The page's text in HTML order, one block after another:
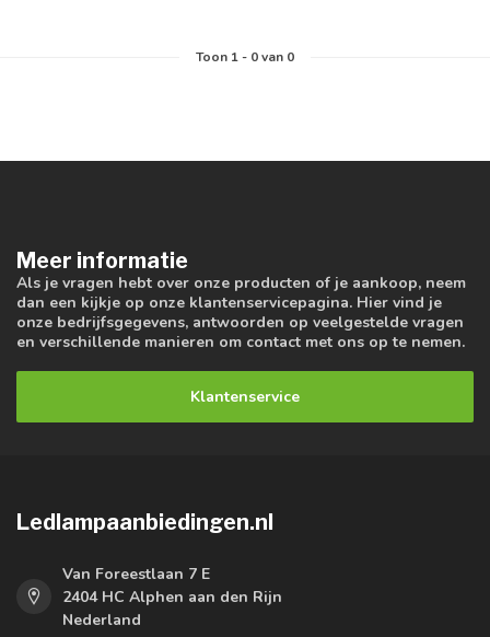
Toon 1- 0van 0
Meer informatie
Als je vragen hebt over onze producten of je aankoop, neem
dan een kijkje op onze klantenservicepagina. Hier vind je
onze bedrijfsgegevens, antwoorden op veelgestelde vragen
en verschillende manieren om contact met ons op te nemen.
Klantenservice
Ledlampaanbiedingen.nl
Van Foreestlaan 7 E
2404 HC Alphen aan den Rijn
Nederland